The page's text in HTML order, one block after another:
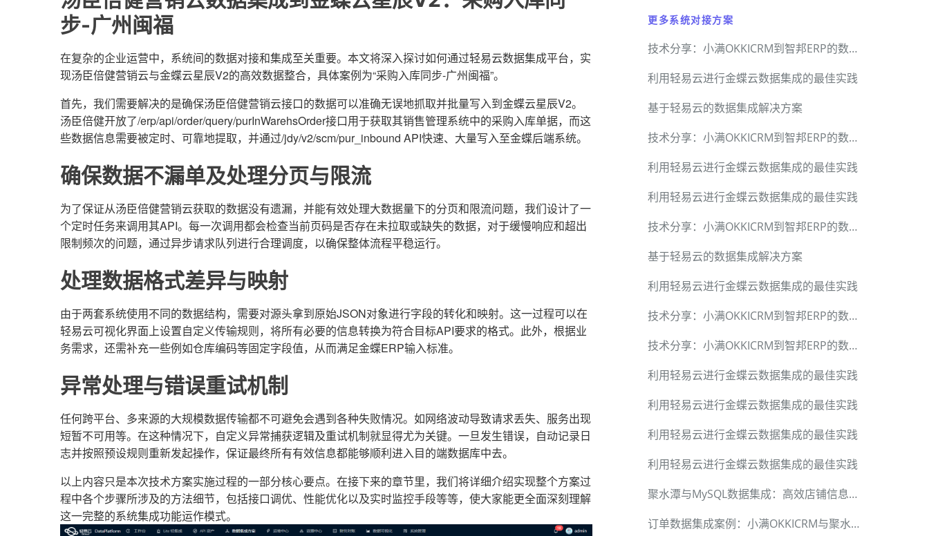
步-广州闽福
在复杂的企业运营中，系统间的数据对接和集成至关重要。本文将深入探讨如何通过轻易云数据集成平台，实
现汤臣倍健营销云与金蝶云星辰V2的高效数据整合，具体案例为“采购入库同步-广州闽福”。
首先，我们需要解决的是确保汤臣倍健营销云接口的数据可以准确无误地抓取并批量写入到金蝶云星辰V2。
汤臣倍健开放了/erp/api/order/query/purInWarehsOrder接口用于获取其销售管理系统中的采购入库单据，而这
些数据信息需要被定时、可靠地提取，并通过/jdy/v2/scm/pur_inbound API快速、大量写入至金蝶后端系统。
确保数据不漏单及处理分页与限流
为了保证从汤臣倍健营销云获取的数据没有遗漏，并能有效处理大数据量下的分页和限流问题，我们设计了一
个定时任务来调用其API。每一次调用都会检查当前页码是否存在未拉取或缺失的数据，对于缓慢响应和超出
限制频次的问题，通过异步请求队列进行合理调度，以确保整体流程平稳运行。
处理数据格式差异与映射
由于两套系统使用不同的数据结构，需要对源头拿到原始JSON对象进行字段的转化和映射。这一过程可以在
轻易云可视化界面上设置自定义传输规则，将所有必要的信息转换为符合目标API要求的格式。此外，根据业
务需求，还需补充一些例如仓库编码等固定字段值，从而满足金蝶ERP输入标准。
异常处理与错误重试机制
任何跨平台、多来源的大规模数据传输都不可避免会遇到各种失败情况。如网络波动导致请求丢失、服务出现
短暂不可用等。在这种情况下，自定义异常捕获逻辑及重试机制就显得尤为关键。一旦发生错误，自动记录日
志并按照预设规则重新发起操作，保证最终所有有效信息都能够顺利进入目的端数据库中去。
以上内容只是本次技术方案实施过程的一部分核心要点。在接下来的章节里，我们将详细介绍实现整个方案过
程中各个步骤所涉及的方法细节，包括接口调优、性能优化以及实时监控手段等等，使大家能更全面深刻理解
这一完整的系统集成功能运作模式。
更多系统对接方案
技术分享：小满OKKICRM到智邦ERP的数据对接方案
利用轻易云进行金蝶云数据集成的最佳实践
基于轻易云的数据集成解决方案
技术分享：小满OKKICRM到智邦ERP的数据对接方案
利用轻易云进行金蝶云数据集成的最佳实践
利用轻易云进行金蝶云数据集成的最佳实践
技术分享：小满OKKICRM到智邦ERP的数据对接方案
基于轻易云的数据集成解决方案
利用轻易云进行金蝶云数据集成的最佳实践
技术分享：小满OKKICRM到智邦ERP的数据对接方案
技术分享：小满OKKICRM到智邦ERP的数据对接方案
利用轻易云进行金蝶云数据集成的最佳实践
利用轻易云进行金蝶云数据集成的最佳实践
利用轻易云进行金蝶云数据集成的最佳实践
利用轻易云进行金蝶云数据集成的最佳实践
聚水潭与MySQL数据集成：高效店铺信息处理方案
订单数据集成案例：小满OKKICRM与聚水潭平台高效对接